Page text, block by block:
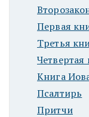
Первая
Третья
Четвертая
Книга
Псалтирь
Притчи